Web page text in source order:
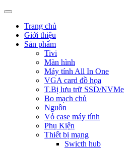
Trang chủ
Giới thiệu
Sản phẩm
Tivi
Màn hình
Máy tính All In One
VGA card đồ họa
T.Bị lưu trữ SSD/NVMe
Bo mạch chủ
Nguồn
Vỏ case máy tính
Phụ Kiện
Thiết bị mạng
Swicth hub